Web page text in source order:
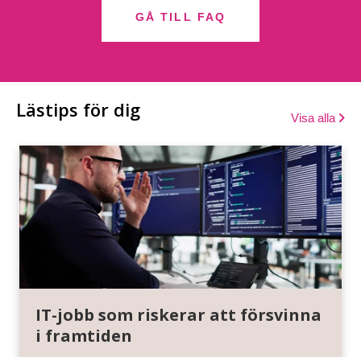
GÅ TILL FAQ
Lästips för dig Visa alla
IT-jobb som riskerar att försvinna
i framtiden